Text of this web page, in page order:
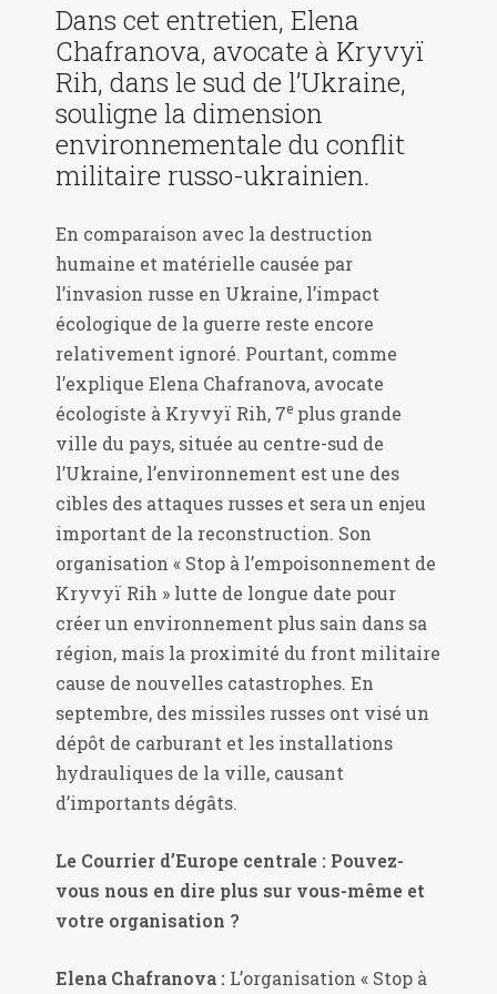
Dans cet entretien, Elena
Chafranova, avocate à Kryvyï
Rih, dans le sud de l’Ukraine,
souligne la dimension
environnementale du conflit
militaire russo-ukrainien.
En comparaison avec la destruction
humaine et matérielle causée par
l’invasion russe en Ukraine, l’impact
écologique de la guerre reste encore
relativement ignoré. Pourtant, comme
l’explique Elena Chafranova, avocate
écologiste à Kryvyï Rih, 7e plus grande
ville du pays, située au centre-sud de
l’Ukraine, l’environnement est une des
cibles des attaques russes et sera un enjeu
important de la reconstruction. Son
organisation « Stop à l’empoisonnement de
Kryvyï Rih » lutte de longue date pour
créer un environnement plus sain dans sa
région, mais la proximité du front militaire
cause de nouvelles catastrophes. En
septembre, des missiles russes ont visé un
dépôt de carburant et les installations
hydrauliques de la ville, causant
d’importants dégâts.
Le Courrier d’Europe centrale : Pouvez-
vous nous en dire plus sur vous-même et
votre organisation ?
Elena Chafranova : L’organisation « Stop à